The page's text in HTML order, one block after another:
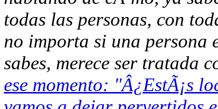
todas las personas, con
no importa si una persona
sabes, merece ser tratada
ese momento: "Â¿EstÃ¡s